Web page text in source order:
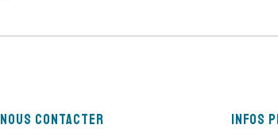
Nous contacter Infos